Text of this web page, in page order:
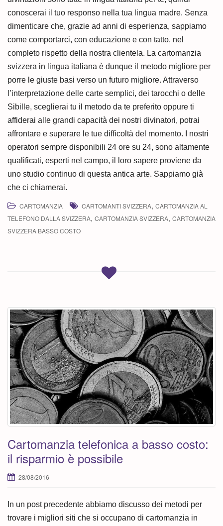
conoscerai il tuo responso nella tua lingua madre. Senza
dimenticare che, grazie ad anni di esperienza, sappiamo
come comportarci, con educazione e con tatto, nel
completo rispetto della nostra clientela. La cartomanzia
svizzera in lingua italiana è dunque il metodo migliore per
porre le giuste basi verso un futuro migliore. Attraverso
l’interpretazione delle carte semplici, dei tarocchi o delle
Sibille, sceglierai tu il metodo da te preferito oppure ti
affiderai alle grandi capacità dei nostri divinatori, potrai
affrontare e superare le tue difficoltà del momento. I nostri
operatori sempre disponibili 24 ore su 24, sono altamente
qualificati, esperti nel campo, il loro sapere proviene da
uno studio continuo di questa antica arte. Sappiamo già
che ci chiamerai.
CARTOMANZIA CARTOMANTI SVIZZERA, CARTOMANZIA AL
TELEFONO DALLA SVIZZERA, CARTOMANZIA SVIZZERA, CARTOMANZIA
SVIZZERA BASSO COSTO
Cartomanzia telefonica a basso costo:
il risparmio è possibile
28/08/2016
In un post precedente abbiamo discusso dei metodi per
trovare i migliori siti che si occupano di cartomanzia in